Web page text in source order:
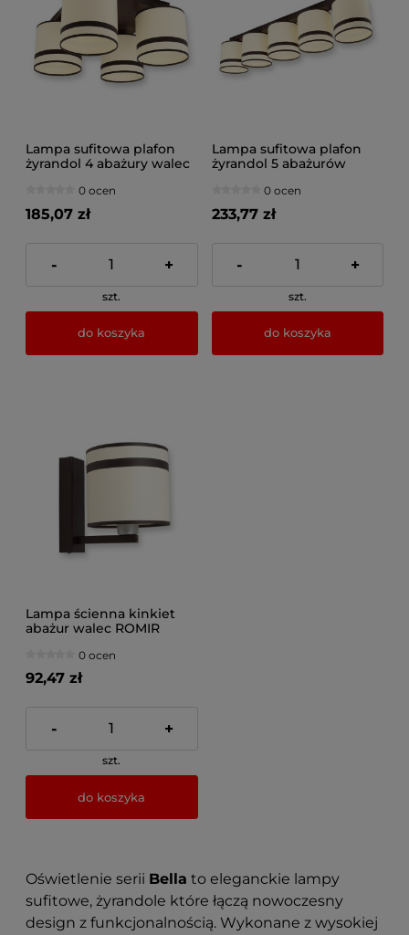
Lampa sufitowa plafon
żyrandol 4 abażury walec
0 ocen
185,07 zł
- +
szt.
do koszyka
Lampa sufitowa plafon
żyrandol 5 abażurów
0 ocen
233,77 zł
- +
szt.
do koszyka
Lampa ścienna kinkiet
abażur walec ROMIR
0 ocen
92,47 zł
- +
szt.
do koszyka
Oświetlenie serii Bella to eleganckie lampy
sufitowe, żyrandole które łączą nowoczesny
design z funkcjonalnością. Wykonane z wysokiej